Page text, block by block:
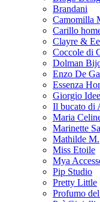
Brandani
Camomilla
Carillo
Clayre &
Coccole di
Dolman
Enzo De
Essenza
Giorgio Idee
Il bucato di
Maria
Marinette
Mathilde M.
Miss Etoile
Mya
Pip Studio
Pretty Little
Profumo